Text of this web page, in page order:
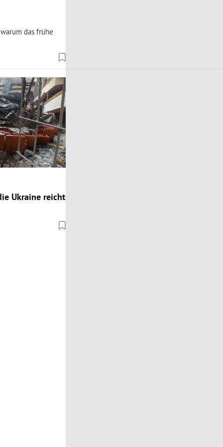
das frühe
Ukraine reicht